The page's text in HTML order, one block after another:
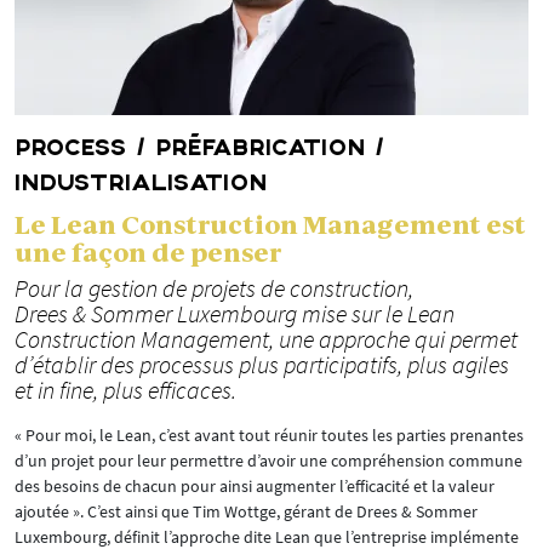
PROCESS / PRÉFABRICATION /
INDUSTRIALISATION
Le Lean Construction Management est
une façon de penser
Pour la gestion de projets de construction,
Drees & Sommer Luxembourg mise sur le Lean
Construction Management, une approche qui permet
d’établir des processus plus participatifs, plus agiles
et in fine, plus efficaces.
« Pour moi, le Lean, c’est avant tout réunir toutes les parties prenantes
d’un projet pour leur permettre d’avoir une compréhension commune
des besoins de chacun pour ainsi augmenter l’efficacité et la valeur
ajoutée ». C’est ainsi que Tim Wottge, gérant de Drees & Sommer
Luxembourg, définit l’approche dite Lean que l’entreprise implémente